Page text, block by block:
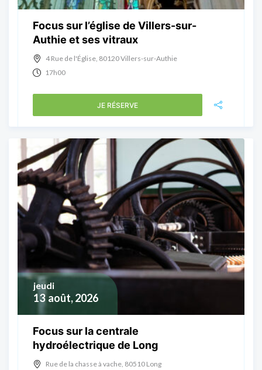
Focus sur l’église de Villers-sur-
Authie et ses vitraux
4 Rue de l'Église, 80120 Villers-sur-Authie
17h00
JE RÉSERVE
13 août, 2026
jeudi
Focus sur la centrale
hydroélectrique de Long
Rue de la chasse à vache, 80510 Long